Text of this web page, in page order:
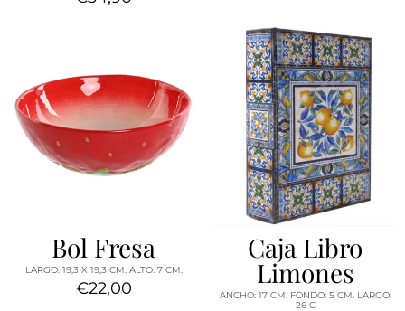
Bol Fresa
LARGO: 19,3 X 19,3 CM. ALTO: 7 CM.
€22,00
Caja Libro
Limones
ANCHO: 17 CM. FONDO: 5 CM. LARGO:
26 C